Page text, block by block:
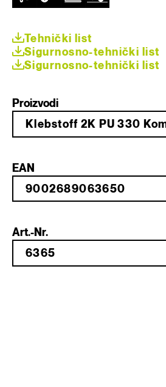
Tehnički list
Sigurnosno-tehnički list
Sigurnosno-tehnički list
Proizvodi
Klebstoff 2K PU 330
EAN
Art.-Nr.